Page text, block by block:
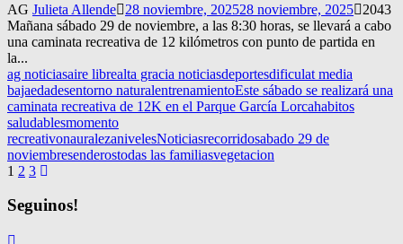
AG Julieta Allende 28 noviembre, 202528 noviembre, 2025
2043
Mañana sábado 29 de noviembre, a las 8:30 horas, se llevará a cabo
una caminata recreativa de 12 kilómetros con punto de partida en
la...
ag noticiasaire librealta gracia noticiasdeportesdificulat media
bajaedadesentorno naturalentrenamientoEste sábado se realizará una
caminata recreativa de 12K en el Parque García Lorcahabitos
saludablesmomento
recreativonauralezanivelesNoticiasrecorridosabado 29 de
noviembresenderostodas las familiasvegetacion
Navegación
de
entradas
1 2 3
Seguinos!